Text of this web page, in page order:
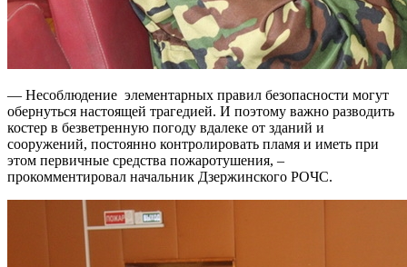
— Несоблюдение элементарных правил безопасности могут
обернуться настоящей трагедией. И поэтому важно разводить
костер в безветренную погоду вдалеке от зданий и
сооружений, постоянно контролировать пламя и иметь при
этом первичные средства пожаротушения, –
прокомментировал начальник Дзержинского РОЧС.